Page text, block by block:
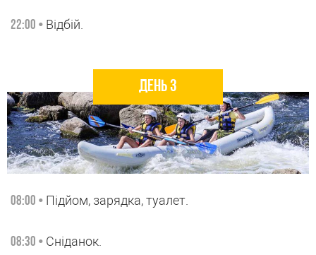
22:00 • Відбій.
День 3
08:00 • Підйом, зарядка, туалет.
08:30 • Сніданок.